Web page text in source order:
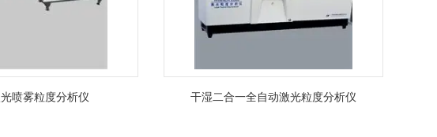
喷雾粒度分析仪 干湿二合一全自动激光粒度分析仪